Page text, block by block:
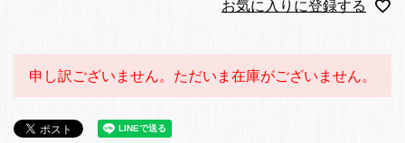
お気に入りに登録する
申し訳ございません。ただいま在庫がございません。